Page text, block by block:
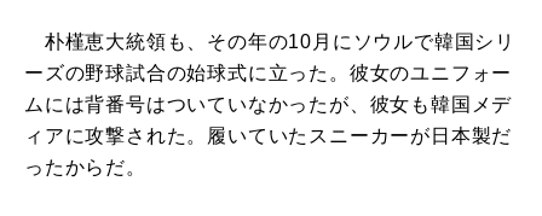
朴槿恵大統領も、その年の10月にソウルで韓国シリ
ーズの野球試合の始球式に立った。彼女のユニフォー
ムには背番号はついていなかったが、彼女も韓国メデ
ィアに攻撃された。履いていたスニーカーが日本製だ
ったからだ。